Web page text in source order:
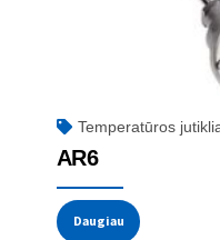
Temperatūros
AR6
Daugiau